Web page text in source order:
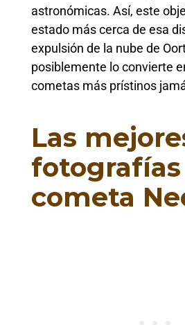
astronómicas. Así, este
estado más cerca de esa
expulsión de la nube de
posiblemente lo convierte
cometas más prístinos
Las
cometa